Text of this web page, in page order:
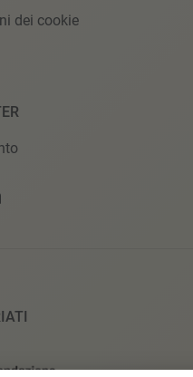
dei cookie